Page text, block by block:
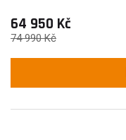
64 950 Kč
74 990 Kč